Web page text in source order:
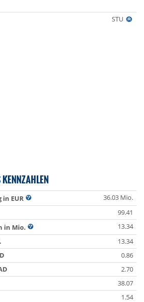
STU
EUR
36.03 Mio.
99.41
in Mio.
13.34
13.34
0.86
2.70
38.07
1.54